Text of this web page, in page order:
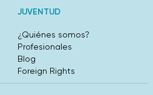
JUVENTUD
¿Quiénes somos?
Profesionales
Blog
Foreign Rights